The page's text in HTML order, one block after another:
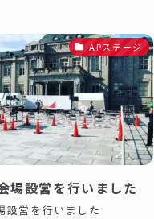
APステージ
場設営を行いました
設営を行いました